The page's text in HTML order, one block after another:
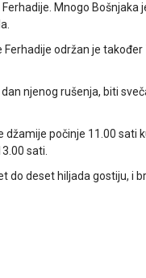
Mnogo Bošnjaka
održan je
njenog rušenja, biti
počinje 11.00
sati.
do deset hiljada gostiju, i